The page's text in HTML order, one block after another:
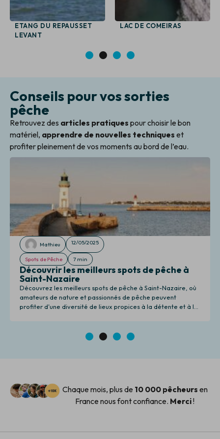
ETANG DU REPAUSSET
LEVANT
LAC DE COMEIRAS
3 4
Conseils pour vos sorties
pêche
Retrouvez des articles pratiques pour choisir le bon
matériel, apprendre de nouvelles techniques et
profiter pleinement de vos moments au bord de l’eau.
Mathieu 12/05/2025
Spots de Pêche 7 min
Découvrir les meilleurs spots de pêche à
Saint-Nazaire
Découvrez les meilleurs spots de pêche à Saint-Nazaire, où
amateurs de nature et passionnés de pêche peuvent
profiter d'une diversité de lieux propices à la détente et à la
3 4
Chaque mois, plus de 10 000 pêcheurs en
France nous font confiance. Merci!